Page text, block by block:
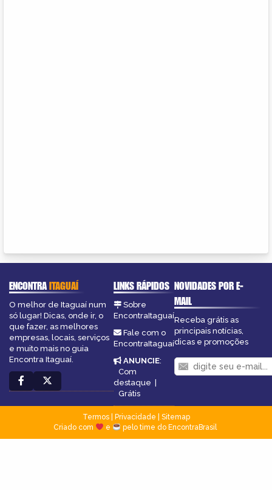
ENCONTRAITAGUAÍ
O melhor de Itaguaí num
só lugar! Dicas, onde ir, o
que fazer, as melhores
empresas, locais, serviços
e muito mais no guia
Encontra Itaguaí.
LINKS RÁPIDOS
Sobre
EncontraItaguaí
Fale com o
EncontraItaguaí
ANUNCIE:
Com
destaque
Grátis
NOVIDADES POR E-
MAIL
Receba grátis as
principais notícias,
dicas e promoções
Termos| Privacidade
Sitemap
Criado com
e pelo time do EncontraBrasil